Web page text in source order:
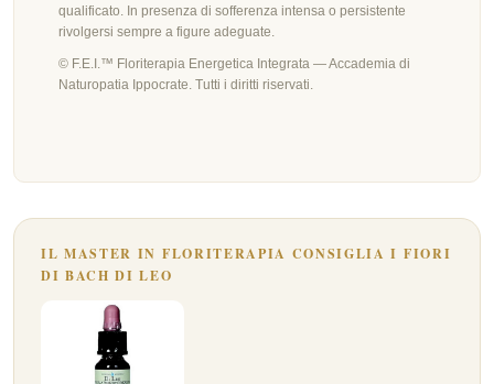
qualificato. In presenza di sofferenza intensa o persistente
rivolgersi sempre a figure adeguate.
© F.E.I.™ Floriterapia Energetica Integrata — Accademia di
Naturopatia Ippocrate. Tutti i diritti riservati.
IL MASTER IN FLORITERAPIA CONSIGLIA I FIORI
DI BACH DI LEO